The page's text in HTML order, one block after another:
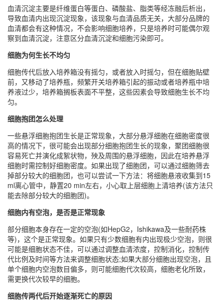
血清沉淀主要是纤维蛋白等蛋白、磷酸盐、脂类等经冻融后析出，
导致血清内出现沉淀现象，该现象与血清品质无关，大部分品牌的
血清都会有这种情况，不会影响细胞培养，只是培养时可能偶尔观
察到血清沉淀，注意区分血清沉淀和细胞污染即可。
细胞为何生长不均匀
细胞传代后放入培养箱没有摇匀，或者放入时摇匀，但在细胞贴壁
前，又移动了培养瓶，频繁开关培养箱引起的振动或者培养瓶中培
养液过少，培养箱搁板表面不平整，这些因素会导致细胞生长不均
匀。
细胞抱团怎么处理
一些悬浮细胞抱团生长是正常现象，大部分悬浮细胞在细胞密度很
高的情况下，很可能会出现部分细胞抱团生长的现象，聚团细胞很
容易死亡并演化成絮状物，殃及周围的悬浮细胞，因此在培养悬浮
细胞时需控制好细胞密度。如果出现了细胞团，可以通过细胞筛去
掉部分较大的细胞团，也可以尝试一下方法：将细胞悬液收集到15
ml离心管中，静置20 min左右，小心取上层细胞上清培养(该方法只
能去除部分较大的细胞团)。
细胞内有空泡，是否是正常现象
部分细胞本身存在一定的空泡(如HepG2，Ishikawa及一些耐药株
等)，这个是正常现象。如果只有少数细胞有内出现极少空泡，则很
可能是细胞状态不佳，可以通过调整血清浓度，控制消化，控制传
代比例及时间等方法来调整细胞状态;如果大部分细胞出现空泡，且
单个细胞内空泡数目偏多，则可能细胞代次较高，细胞老化所致，
需更换代次较早的细胞。
细胞传两代后开始逐渐死亡的原因